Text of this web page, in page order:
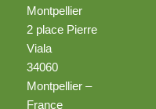
Montpellier
2 place Pierre
Viala
34060
Montpellier –
France